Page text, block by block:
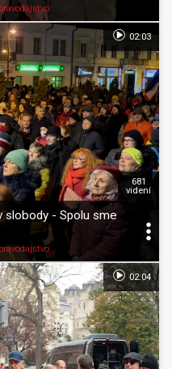
slobody - Spolu sme
681
videní
02:03
02:04